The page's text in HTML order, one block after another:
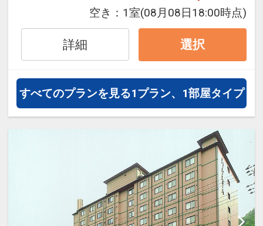
ル50%貯まります。
通・体験プランなどの追加（同時予
約）が可能なプランもございます。
※施設使用料として3～5歳の添い寝
ただきます(現地払い)
空き： 1室(08月08日18:00時点)
詳細 選択
すべてのプランを見る1プラン、1部屋タイプ